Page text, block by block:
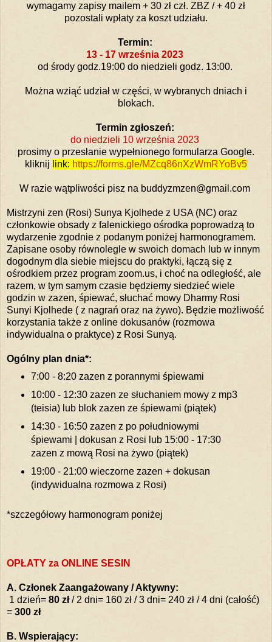
wymagamy zapisy mailem + 30 zł czł. ZBZ / + 40 zł
pozostali wpłaty za koszt udziału.
Termin:
13 - 17 września 2023
od środy godz.19:00 do niedzieli godz. 13:00.
Można wziąć udział w części, w wybranych dniach i
blokach.
Termin zgłoszeń:
do niedzieli 10 września 2023
prosimy o przesłanie wypełnionego formularza Google.
kliknij link: https://forms.gle/MZcq86nXzWmRYoBv5
W razie wątpliwości pisz na buddyzmzen@gmail.com
Mistrzyni zen (Rosi) Sunya Kjolhede z USA (NC) oraz
członkowie obsady z falenickiego ośrodka poprowadzą to
wydarzenie zgodnie z podanym poniżej harmonogramem.
Zapisane osoby równolegle w swoich domach lub w innym
dogodnym dla siebie miejscu do praktyki, łączą się z
ośrodkiem przez program zoom.us, i choć na odległość, ale
razem, w tym samym czasie będziemy siedzieć wiele
godzin w zazen, śpiewać, słuchać mowy Dharmy Rosi
Sunyi Kjolhede ( z nagrań oraz na żywo). Będzie możliwość
korzystania także z online dokusanów (rozmowa
indywidualna o praktyce) z Rosi Sunyą.
Ogólny plan dnia*:
7:00 - 8:20 zazen z porannymi śpiewami
10:00 - 12:30 zazen ze słuchaniem mowy z mp3
(teisia) lub blok zazen ze śpiewami (piątek)
14:30 - 16:50 zazen z po południowymi
śpiewami | dokusan z Rosi lub 15:00 - 17:30
zazen z mową Rosi na żywo (piątek)
19:00 - 21:00 wieczorne zazen + dokusan
(indywidualna rozmowa z Rosi)
*szczegółowy harmonogram poniżej
OPŁATY za ONLINE SESIN
A. Członek Zaangażowany / Aktywny:
1 dzień= 80 zł/ 2 dni= 160 zł / 3 dni= 240 zł / 4 dni (całość)
= 300 zł
B. Wspierający: